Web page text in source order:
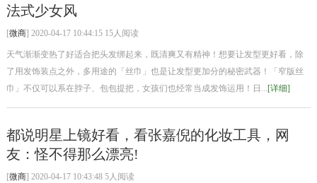
法式少女风
[微商] 2020-04-17 10:44:15 15人阅读
天气渐渐变热了好适合把头发绑起来，既清爽又有精神！想要让发型更好看，除
了用发饰装点之外，多用途的「丝巾」也是让发型更加分的秘密武器！「窄版丝
巾」不仅可以系在脖子、包包提把，女孩们也经常当成发饰运用！日...[详细]
都说明星上镜好看，看张嘉倪的化妆工具，网
友：怪不得那么漂亮!
[微商] 2020-04-17 10:43:48 5人阅读